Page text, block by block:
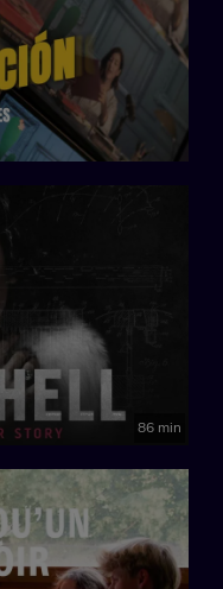
86 min